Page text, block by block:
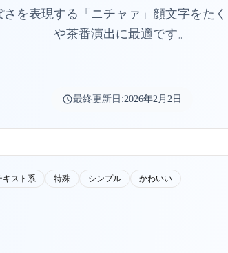
を表現する「ニチャァ」顔文字をた
や茶番演出に最適です。
最終更新日:2026年2月2日
キスト系 特殊 シンプル かわいい